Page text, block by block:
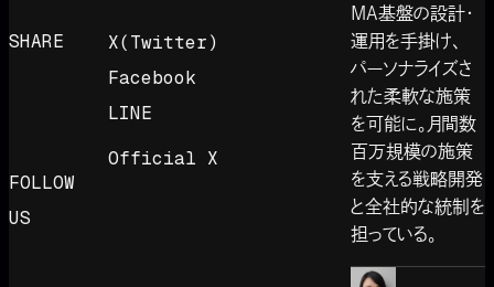
SHARE
X(Twitter)
Facebook
LINE
FOLLOW
US
Official X
MA基盤の設計・
運用を手掛け、
パーソナライズさ
れた柔軟な施策
を可能に。月間数
百万規模の施策
を支える戦略開発
と全社的な統制を
担っている。